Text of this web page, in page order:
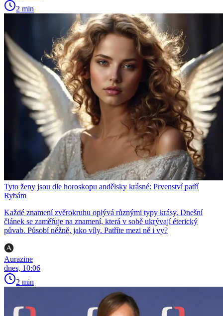
2 min
Tyto ženy jsou dle horoskopu andělsky krásné: Prvenství patří
Rybám
Každé znamení zvěrokruhu oplývá různými typy krásy. Dnešní
článek se zaměřuje na znamení, která v sobě ukrývají éterický
půvab. Působí něžně, jako víly. Patříte mezi ně i vy?
Aurazine
dnes, 10:06
2 min